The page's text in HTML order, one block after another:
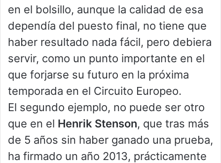
en el bolsillo, aunque la calidad de esa
dependía del puesto final, no tiene que
haber resultado nada fácil, pero debiera
servir, como un punto importante en el
que forjarse su futuro en la próxima
temporada en el Circuito Europeo.
El segundo ejemplo, no puede ser otro
que en el Henrik Stenson, que tras más
de 5 años sin haber ganado una prueba,
ha firmado un año 2013, prácticamente